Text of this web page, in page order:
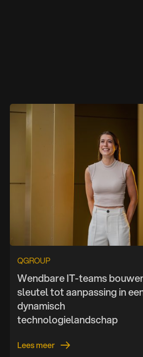
QGROUP
Wendbare IT-teams
sleutel tot aanpassing in
dynamisch
technologielandschap
Lees meer